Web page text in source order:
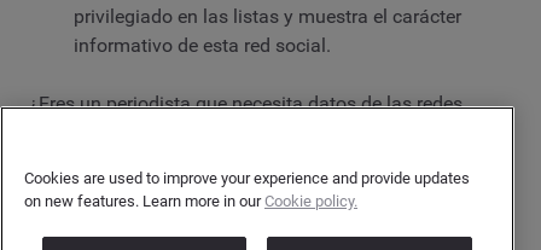
privilegiado en las listas y muestra el carácter
informativo de esta red social.
¿Eres un periodista que necesita datos de las redes
Cookies are used to improve your experience and provide updates
on new features. Learn more in ourCookie policy.